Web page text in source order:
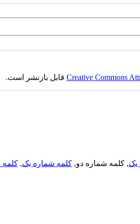
Creative Commonsقابل بازنشر است.
یک, کلمه شماره دو, کلمه شماره یک, کلمه